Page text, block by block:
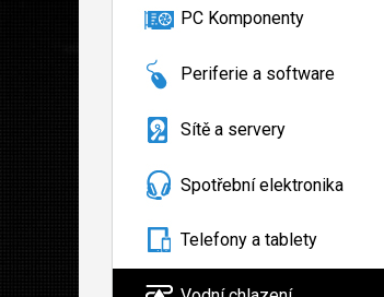
PC Komponenty
Periferie a software
Sítě a servery
Spotřební elektronika
Telefony a tablety